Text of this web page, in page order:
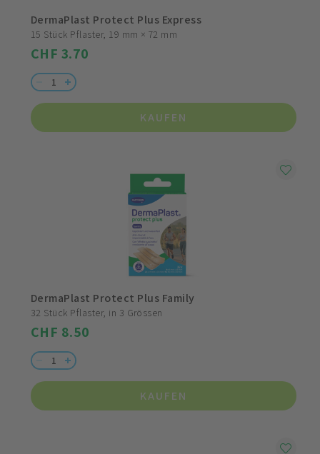
DermaPlast Protect Plus Express
15 Stück Pflaster, 19 mm × 72 mm
CHF 3.70
KAUFEN
DermaPlast Protect Plus Family
32 Stück Pflaster, in 3 Grössen
CHF 8.50
KAUFEN